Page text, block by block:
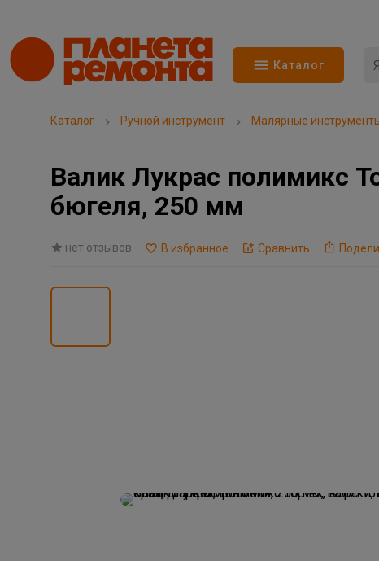
Каталог
Каталог Ручной инструмент Малярные
Валик Лукрас полимикс
бюгеля, 250 мм
нет отзывов В избранное Сравнить